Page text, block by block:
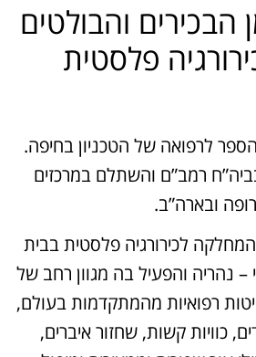
הבכירים והבולטים
פלסטית
הספר לרפואה של הטכניון בחיפה.
רמב”ם והשתלם במרכזים
ובארה”ב.
לכירורגיה פלסטית בבית
– נהריה והפעיל בה מגוון רחב של
רפואיות מהמתקדמות בעולם,
כוויות קשות, שחזור איברים,